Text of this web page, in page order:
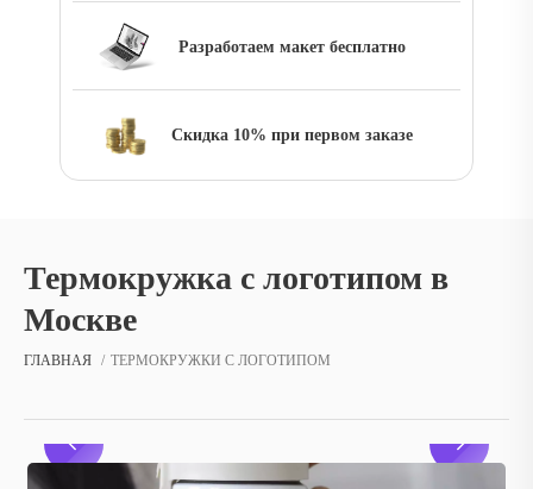
Разработаем макет бесплатно
Скидка 10% при первом заказе
Термокружка с логотипом в
Москве
ГЛАВНАЯ ТЕРМОКРУЖКИ С ЛОГОТИПОМ